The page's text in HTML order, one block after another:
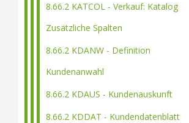
8.66.2 KATCOL - Verkauf: Katalog
Zusätzliche Spalten
8.66.2 KDANW - Definition
Kundenanwahl
8.66.2 KDAUS - Kundenauskunft
8.66.2 KDDAT - Kundendatenblatt